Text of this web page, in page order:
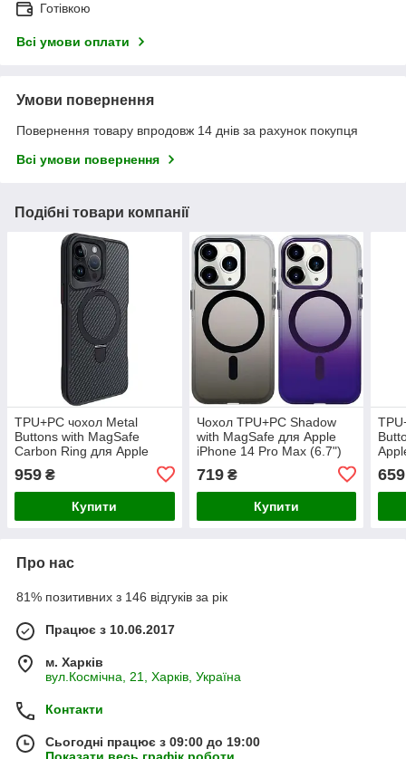
Готівкою
Всі умови оплати
Умови повернення
Повернення товару впродовж 14 днів за рахунок покупця
Всі умови повернення
Подібні товари компанії
TPU+PC чохол Metal
Buttons with MagSafe
Carbon Ring для Apple
iPhone 14 Pro Max (6.7")
959 ₴
Купити
Чохол TPU+PC Shadow
with MagSafe для Apple
iPhone 14 Pro Max (6.7")
719₴
Купити
659
Про нас
81% позитивних з 146 відгуків за рік
Працює з 10.06.2017
м. Харків
вул.Космічна, 21, Харків, Україна
Контакти
Сьогодні працює з 09:00 до 19:00